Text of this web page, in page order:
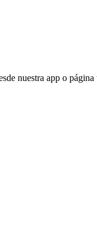
nuestra app o